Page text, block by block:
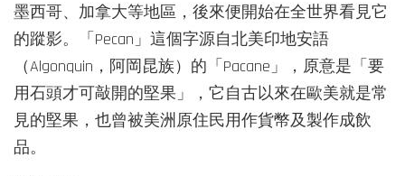
墨西哥、加拿大等地區，後來便開始在全世界看見它
的蹤影。「Pecan」這個字源自北美印地安語
（Algonquin，阿岡昆族）的「Pacane」，原意是「要
用石頭才可敲開的堅果」，它自古以來在歐美就是常
見的堅果，也曾被美洲原住民用作貨幣及製作成飲
品。